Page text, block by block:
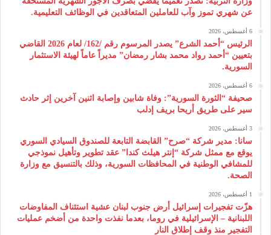
عن شهري تموز وآب للعاملين المتعاقدين في الوظائف التعليمية.
6 أغسطس، 2026
الرئيس “أحمد الشرع” يصدر المرسوم رقم /162/ لعام 2026 ‌القاضي
بتعيين “أحمد رواد محمد بشار رمضان” مديراً عاماً لهيئة ‌الاستثمار
السورية.
6 أغسطس، 2026
صحيفة “الثورة السورية”: وفاة شابين وإصابة اثنين آخرين إثر حادث
سير على طريق أريحا بريف إدلب
3 أغسطس، 2026
سانا: مدير شركة “صرح” القابضة التابعة للصندوق السيادي السوري
يوقع مع ممثل شركة “إنتر هيلث كندا” عقد تطوير وتأهيل نموذجي
للمشافي الوطنية في المحافظات السورية، وذلك بالتنسيق مع وزارة
الصحة.
1 أغسطس، 2026
هزّت تفجيرات إسرائيل أرض جنوب لبنان عشية استئناف المفاوضات
اللبنانية – الإسرائيلية في روما، بعدما نفذت واحدة من أضخم عمليات
التفجير منذ وقف إطلاق النار